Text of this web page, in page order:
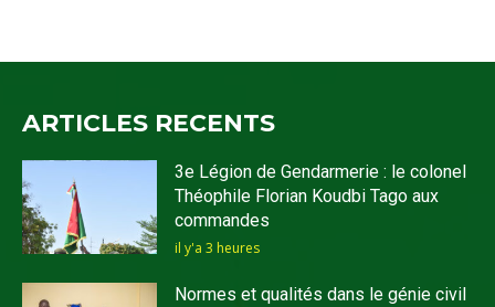
ARTICLES RECENTS
3e Légion de Gendarmerie : le colonel
Théophile Florian Koudbi Tago aux
commandes
il y'a 3 heures
Normes et qualités dans le génie civil